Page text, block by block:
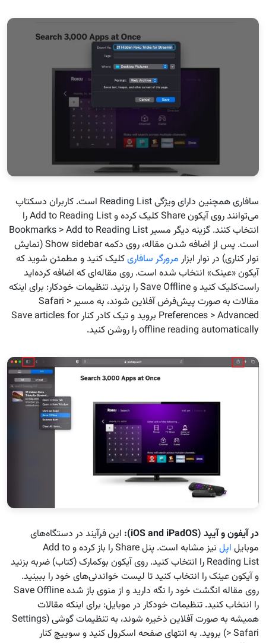
سافاری همچنین دارای ویژگی Reading List است. کاربران دسکتاپ
می‌توانند روی آیکون Share کلیک کرده و Add to Reading List را
انتخاب کنند. گزینه دیگر مسیر Bookmarks > Add to Reading List
است. پس از اضافه شدن مقاله، روی دکمه Show sidebar (نمایش
نوار کناری) در نوار ابزار مرورگر سافاریکلیک کنید و مطمئن شوید که
آیکون «عینک» انتخاب شده است. روی مقاله‌ای که اضافه کرده‌اید
راست‌کلیک کنید و Save Offline را بزنید. تنظیمات خودکار: برای اینکه
مقالات به صورت پیش‌فرض آفلاین شوند، به مسیر Safari >
Preferences > Advanced بروید و تیک کادر کنار Save articles for
offline reading automatically را روشن کنید.
در آیفون و آیپد (iOS and iPadOS):
این فرآیند در دستگاه‌های
موبایل اپل
نیز مشابه است. پنل Share را باز کرده و Add to
Reading List را انتخاب کنید. روی آیکون بوکمارک (کتاب) ضربه بزنید
و آیکون عینک را انتخاب کنید تا لیست خواندنی‌های خود را ببینید.
روی مقاله انگشت خود را نگه دارید و از منوی باز شده Save Offline
را انتخاب کنید. تنظیمات خودکار در موبایل: برای اینکه مقالات
همیشه به صورت آفلاین ذخیره شوند، به تنظیمات گوشی (Settings
> Safari) بروید. به انتهای صفحه اسکرول کنید و سوییچ کنار